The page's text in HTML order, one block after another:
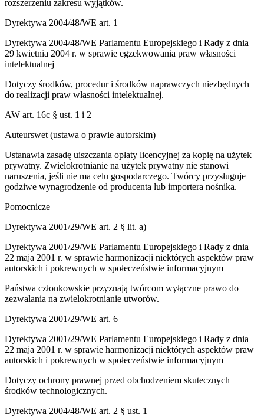
rozszerzeniu zakresu wyjątków.
Dyrektywa 2004/48/WE art. 1
Dyrektywa 2004/48/WE Parlamentu Europejskiego i Rady z dnia
29 kwietnia 2004 r. w sprawie egzekwowania praw własności
intelektualnej
Dotyczy środków, procedur i środków naprawczych niezbędnych
do realizacji praw własności intelektualnej.
AW art. 16c § ust. 1 i 2
Auteurswet (ustawa o prawie autorskim)
Ustanawia zasadę uiszczania opłaty licencyjnej za kopię na użytek
prywatny. Zwielokrotnianie na użytek prywatny nie stanowi
naruszenia, jeśli nie ma celu gospodarczego. Twórcy przysługuje
godziwe wynagrodzenie od producenta lub importera nośnika.
Pomocnicze
Dyrektywa 2001/29/WE art. 2 § lit. a)
Dyrektywa 2001/29/WE Parlamentu Europejskiego i Rady z dnia
22 maja 2001 r. w sprawie harmonizacji niektórych aspektów praw
autorskich i pokrewnych w społeczeństwie informacyjnym
Państwa członkowskie przyznają twórcom wyłączne prawo do
zezwalania na zwielokrotnianie utworów.
Dyrektywa 2001/29/WE art. 6
Dyrektywa 2001/29/WE Parlamentu Europejskiego i Rady z dnia
22 maja 2001 r. w sprawie harmonizacji niektórych aspektów praw
autorskich i pokrewnych w społeczeństwie informacyjnym
Dotyczy ochrony prawnej przed obchodzeniem skutecznych
środków technologicznych.
Dyrektywa 2004/48/WE art. 2 § ust. 1